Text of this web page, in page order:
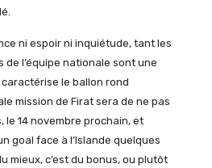
ni espoir ni inquiétude, tant les
l’équipe nationale sont une
le ballon rond
mission de Firat sera de ne pas
le 14 novembre prochain, et
goal face à l’Islande quelques
mieux, c’est du bonus, ou plutôt